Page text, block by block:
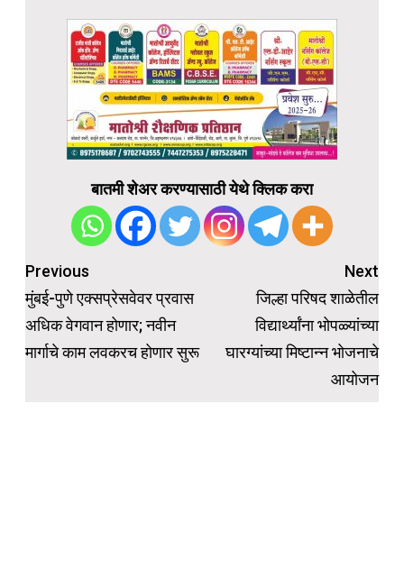
बातमी शेअर करण्यासाठी येथे क्लिक करा
Post
navigation
Previous
मुंबई-पुणे एक्सप्रेसवेवर प्रवास
अधिक वेगवान होणार; नवीन
मार्गाचे काम लवकरच होणार सुरू
Next
जिल्हा परिषद शाळेतील
विद्यार्थ्यांना भोपळ्यांच्या
घारग्यांच्या मिष्टान्न भोजनाचे
आयोजन